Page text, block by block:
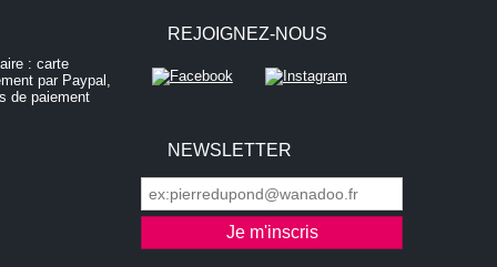
REJOIGNEZ-NOUS
NEWSLETTER